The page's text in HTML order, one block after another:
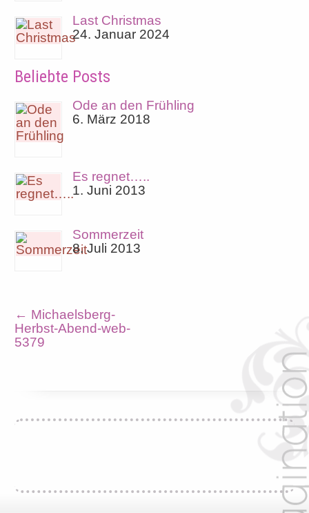
Last Christmas
24. Januar 2024
Beliebte Posts
Ode an den Frühling
6. März 2018
Es regnet…..
1. Juni 2013
Sommerzeit
8. Juli 2013
← Michaelsberg-
Herbst-Abend-web-
5379